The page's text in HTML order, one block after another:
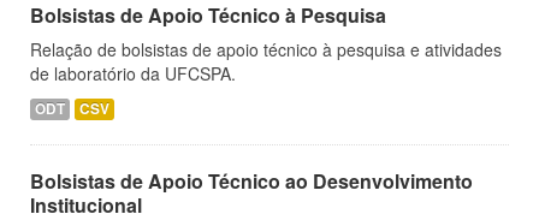
Bolsistas de Apoio Técnico à Pesquisa
Relação de bolsistas de apoio técnico à pesquisa e atividades
de laboratório da UFCSPA.
ODT CSV
Bolsistas de Apoio Técnico ao Desenvolvimento
Institucional